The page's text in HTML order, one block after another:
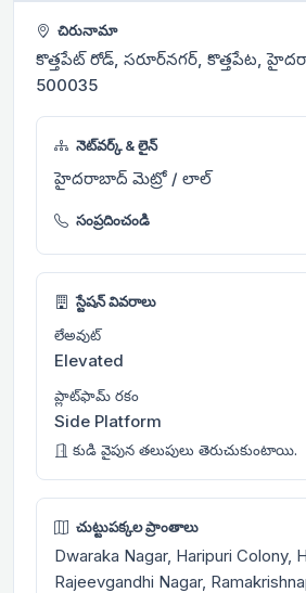
చిరునామా
కొత్తపేట్ రోడ్, సరూర్‌నగర్, కొత్తపేట,
500035
నెట్‌వర్క్ & లైన్
హైదరాబాద్ మెట్రో / లాల్
సంప్రదించండి
స్టేషన్ వివరాలు
లేఅవుట్
Elevated
ప్లాట్‌ఫామ్ రకం
Side Platform
కుడి వైపున తలుపులు తెరుచుకుంటాయి.
చుట్టుపక్కల ప్రాంతాలు
Dwaraka Nagar, Haripuri Colony,
Rajeevgandhi Nagar,